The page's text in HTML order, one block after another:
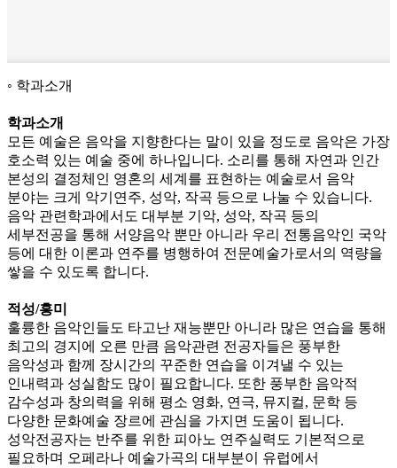
학과소개
학과소개
모든 예술은 음악을 지향한다는 말이 있을 정도로 음악은 가장
호소력 있는 예술 중에 하나입니다. 소리를 통해 자연과 인간
본성의 결정체인 영혼의 세계를 표현하는 예술로서 음악
분야는 크게 악기연주, 성악, 작곡 등으로 나눌 수 있습니다.
음악 관련학과에서도 대부분 기악, 성악, 작곡 등의
세부전공을 통해 서양음악 뿐만 아니라 우리 전통음악인 국악
등에 대한 이론과 연주를 병행하여 전문예술가로서의 역량을
쌓을 수 있도록 합니다.
적성/흥미
훌륭한 음악인들도 타고난 재능뿐만 아니라 많은 연습을 통해
최고의 경지에 오른 만큼 음악관련 전공자들은 풍부한
음악성과 함께 장시간의 꾸준한 연습을 이겨낼 수 있는
인내력과 성실함도 많이 필요합니다. 또한 풍부한 음악적
감수성과 창의력을 위해 평소 영화, 연극, 뮤지컬, 문학 등
다양한 문화예술 장르에 관심을 가지면 도움이 됩니다.
성악전공자는 반주를 위한 피아노 연주실력도 기본적으로
필요하며 오페라나 예술가곡의 대부분이 유럽에서